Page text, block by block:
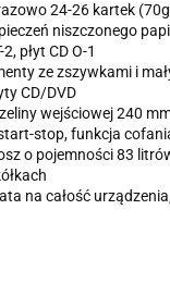
24-26 kartek
niszczonego
płyt CD O-1
ze zszywkami i
CD/DVD
wejściowej 240
stop, funkcja
o pojemności 83
na całość